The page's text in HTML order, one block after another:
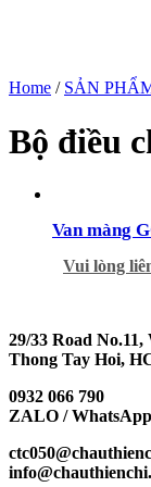
Home / SẢN
Bộ điều
Van màng
Vui lòng
29/33 Road No.11,
Thong Tay Hoi,
0932 066 790
ZALO /